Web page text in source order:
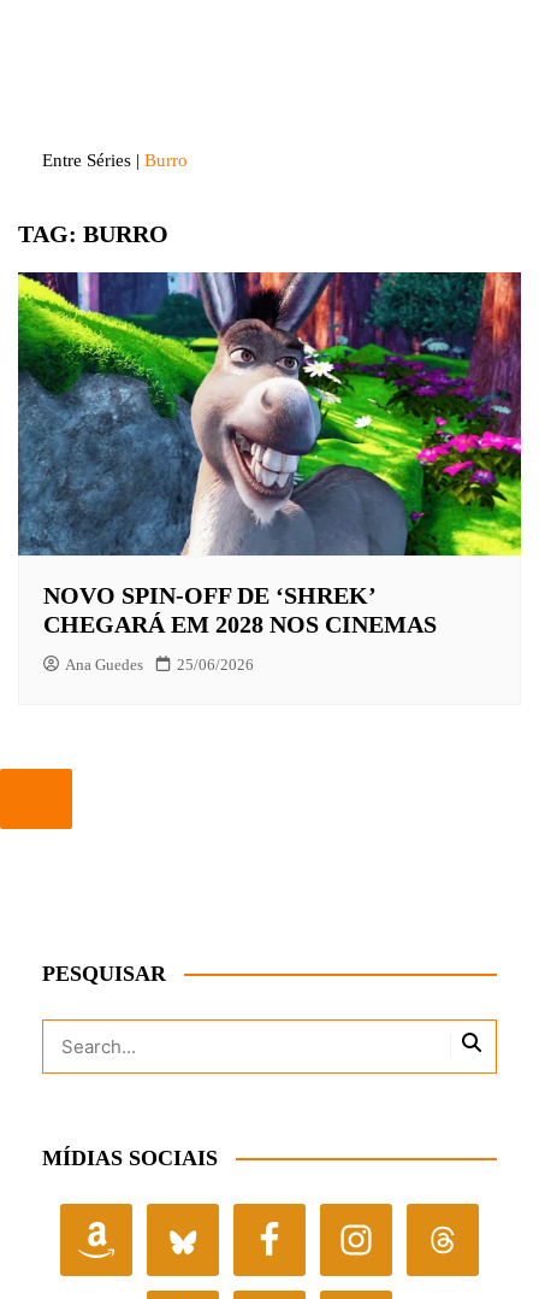
Entre Séries | Burro
TAG: BURRO
NOVO SPIN-OFF DE ‘SHREK’
CHEGARÁ EM 2028 NOS CINEMAS
Ana Guedes 25/06/2026
PESQUISAR
MÍDIAS SOCIAIS